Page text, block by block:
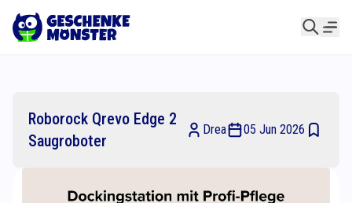
Roborock Qrevo Edge 2
Saugroboter
Drea 05 Jun 2026